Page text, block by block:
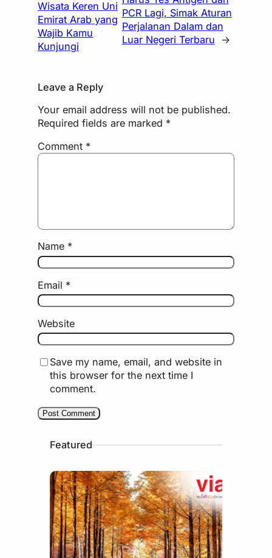
Wisata Keren Uni
Emirat Arab yang
Wajib Kamu
Kunjungi
PCR Lagi, Simak Aturan
Perjalanan Dalam dan
Luar Negeri Terbaru
→
Leave a Reply
Your email address will not be published.
Required fields are marked *
Comment *
Name *
Email *
Website
Save my name, email, and website in
this browser for the next time I
comment.
Featured